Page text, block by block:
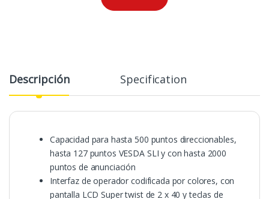
Descripción Specification
Capacidad para hasta 500 puntos direccionables,
hasta 127 puntos VESDA SLI y con hasta 2000
puntos de anunciación
Interfaz de operador codificada por colores, con
pantalla LCD Super twist de 2 x 40 y teclas de